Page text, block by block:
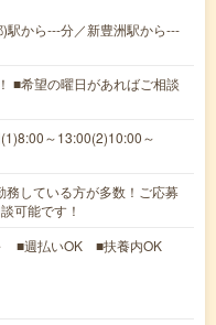
駅から---分／新豊洲駅から---
■希望の曜日があればご相談
～13:00(2)10:00～
務している方が多数！ご応募
可能です！
■週払いOK ■扶養内OK